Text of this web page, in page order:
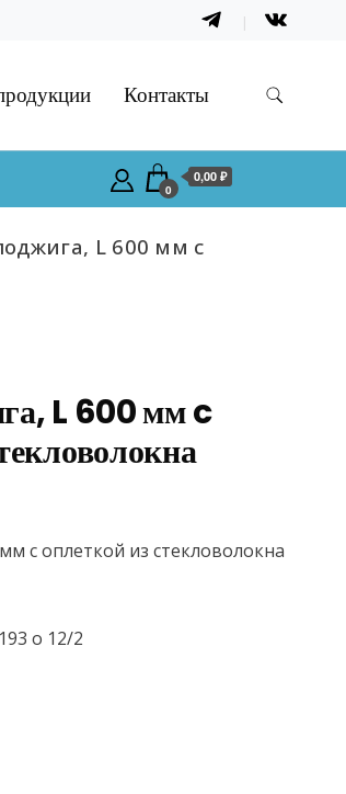
Контакты
0
0,00 ₽
L 600 мм c
L 600 мм c
c оплеткой из стекловолокна
о 12/2